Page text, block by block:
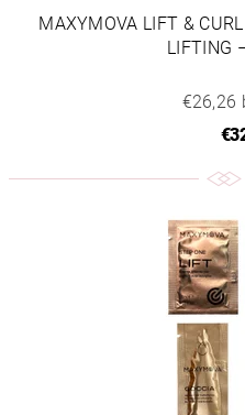
MAXYMOVA LIFT &
LIFTING
€26,26